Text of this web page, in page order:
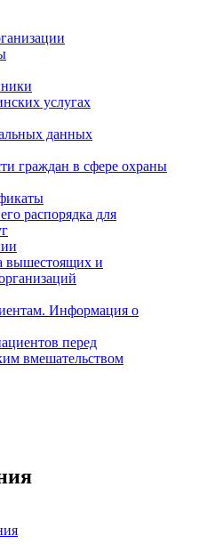
услугах
данных
граждан в сфере охраны
распорядка для
вышестоящих и
Информация о
перед
вмешательством